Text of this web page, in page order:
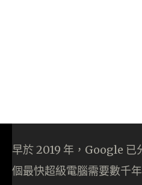
早於 2019 年，Google 已
個最快超級電腦需要數千